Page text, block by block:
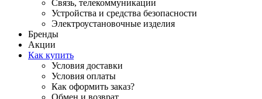
Связь, телекоммуникации
Устройства и средства безопасности
Электроустановочные изделия
Бренды
Акции
Как купить
Условия доставки
Условия оплаты
Как оформить заказ?
Обмен и возврат